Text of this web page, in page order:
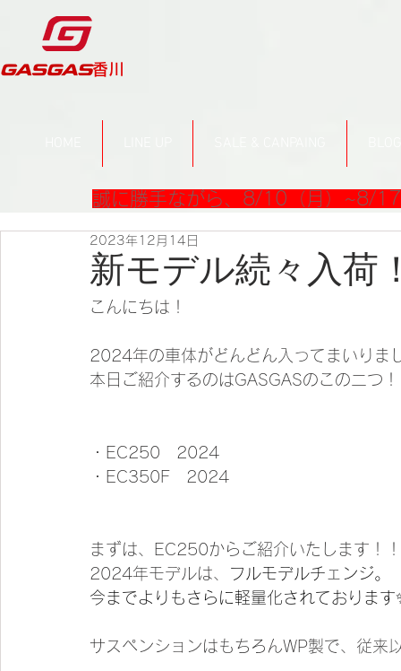
​香川
誠に勝手ながら、8/10（月）~8/
新モデル続々入荷
2023年12月14日
こんにちは！
2024年の車体がどんどん入ってまいりま
本日ご紹介するのはGASGASのこの二つ
・EC250　2024
・EC350F　2024
まずは、EC250からご紹介いたします！！
2024年モデルは、
フルモデルチェンジ。
今までよりもさらに軽量化されております
サスペンションはもちろんWP製で、従